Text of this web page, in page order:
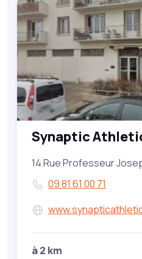
Synaptic
14 Rue Professeur
09 81 61 00 71
à 2 km